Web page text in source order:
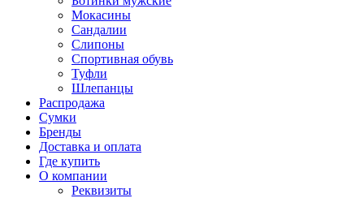
Мокасины
Сандалии
Слипоны
Спортивная обувь
Туфли
Шлепанцы
Распродажа
Сумки
Бренды
Доставка и оплата
Где купить
О компании
Реквизиты